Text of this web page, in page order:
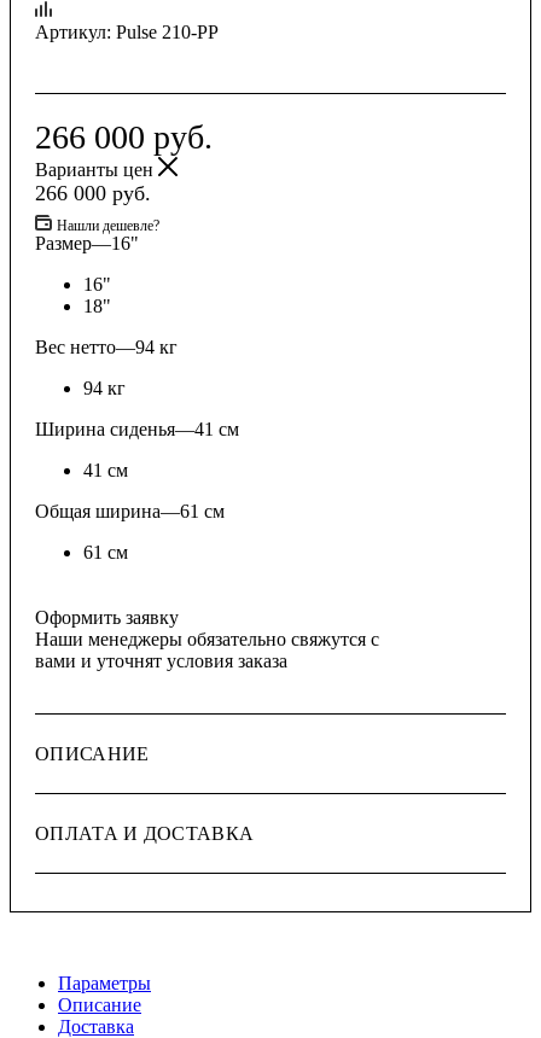
Артикул: Pulse 210-PP
266 000 руб.
Варианты цен
266 000 руб.
Нашли дешевле?
Размер—16"
16"
18"
Вес нетто—94 кг
94 кг
Ширина сиденья—41 см
41 см
Общая ширина—61 см
61 см
Оформить заявку
Наши менеджеры обязательно свяжутся с
вами и уточнят условия заказа
ОПИСАНИЕ
ОПЛАТА И ДОСТАВКА
Параметры
Описание
Доставка